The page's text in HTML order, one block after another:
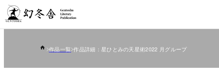
作品一覧 作品詳細：星ひとみの天星術2022 月グループ